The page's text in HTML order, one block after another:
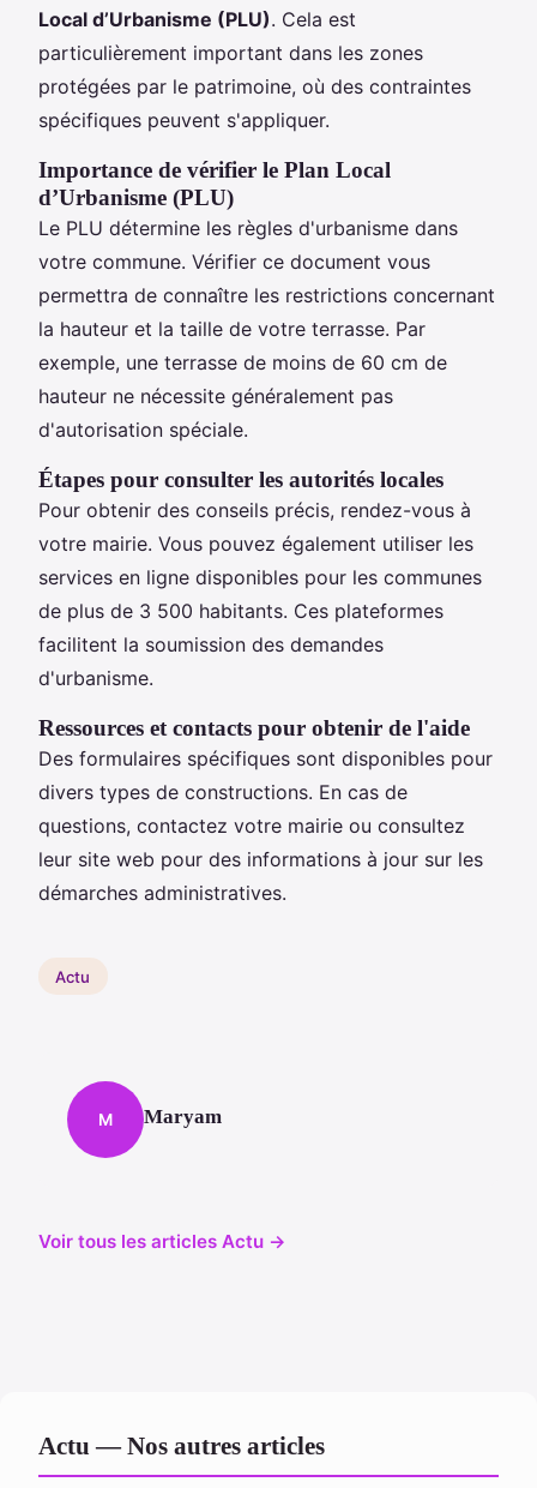
Local d’Urbanisme (PLU). Cela est
particulièrement important dans les zones
protégées par le patrimoine, où des contraintes
spécifiques peuvent s'appliquer.
Importance de vérifier le Plan Local
d’Urbanisme (PLU)
Le PLU détermine les règles d'urbanisme dans
votre commune. Vérifier ce document vous
permettra de connaître les restrictions concernant
la hauteur et la taille de votre terrasse. Par
exemple, une terrasse de moins de 60 cm de
hauteur ne nécessite généralement pas
d'autorisation spéciale.
Étapes pour consulter les autorités locales
Pour obtenir des conseils précis, rendez-vous à
votre mairie. Vous pouvez également utiliser les
services en ligne disponibles pour les communes
de plus de 3 500 habitants. Ces plateformes
facilitent la soumission des demandes
d'urbanisme.
Ressources et contacts pour obtenir de l'aide
Des formulaires spécifiques sont disponibles pour
divers types de constructions. En cas de
questions, contactez votre mairie ou consultez
leur site web pour des informations à jour sur les
démarches administratives.
Actu
M Maryam
Voir tous les articles Actu →
Actu — Nos autres articles